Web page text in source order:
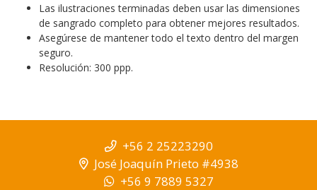
Las ilustraciones terminadas deben usar las dimensiones
de sangrado completo para obtener mejores resultados.
Asegúrese de mantener todo el texto dentro del margen
seguro.
Resolución: 300 ppp.
+56 2 25223290
José Joaquín Prieto #4938
+56 9 7889 5327